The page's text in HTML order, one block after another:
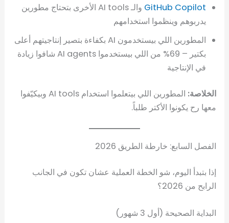
GitHub Copilot
والـ AI tools الأخرى بتحتاج مطورين
يدربوهم وينظموا استخدامهم
المطورين اللي بيستخدمون AI بكفاءة بتصير إنتاجيتهم أعلى
بكتير – 69% من اللي بيستخدموا AI agents شافوا زيادة
في الإنتاجية
الخلاصة:
المطورين اللي بيتعلموا استخدام AI tools وبيكيّفوا
معها رح يكونوا الأكتر طلباً.
الفصل السابع: خارطة الطريق 2026
إذا بتبدأ اليوم، شو الخطة العملية عشان تكون في الجانب
الرابح من 2026؟
البداية الصحيحة (أول 3 شهور)